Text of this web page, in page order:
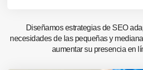
Diseñamos estrategias de SEO
necesidades de las pequeñas y
aumentar su presencia en